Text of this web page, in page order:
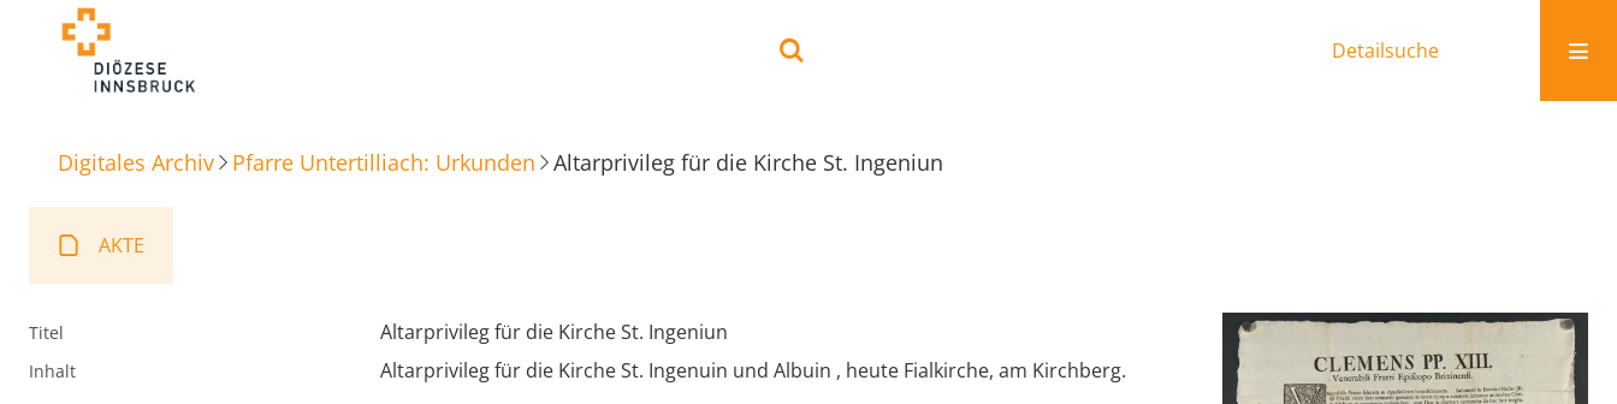
Detailsuche
Digitales Archiv Pfarre Untertilliach: Urkunden Altarprivileg für die Kirche St. Ingeniun
AKTE
Titel Altarprivileg für die Kirche St. Ingeniun
Inhalt Altarprivileg für die Kirche St. Ingenuin und Albuin , heute Fialkirche, am Kirchberg.